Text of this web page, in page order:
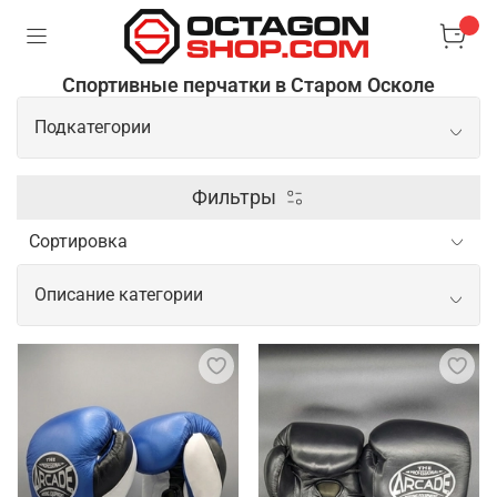
Спортивные перчатки в Старом Осколе
Подкатегории
Боксерские перчатки
Перчатки для ММА
Снарядные перчатки
Фильтры
Описание категории
Спортивные перчатки для активных
тренировок и соревнований
Перчатки для тренировок играют важную роль в
обеспечении комфорта и безопасности
спортсмена. Они защищают руки от мозолей,